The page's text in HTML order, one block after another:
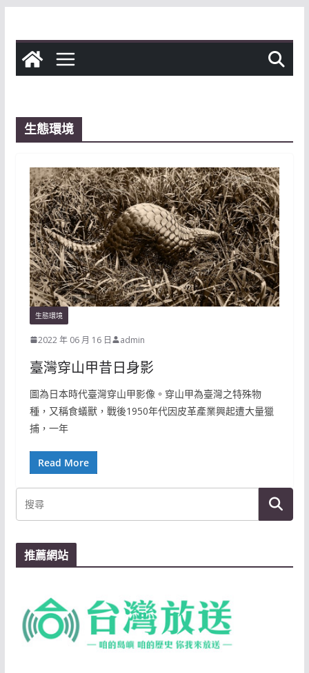
content
生態環境
生態環境
2022 年 06 月 16 日 admin
臺灣穿山甲昔日身影
圖為日本時代臺灣穿山甲影像。穿山甲為臺灣之特殊物
種，又稱食蟻獸，戰後1950年代因皮革產業興起遭大量獵
捕，一年
Read More
推薦網站